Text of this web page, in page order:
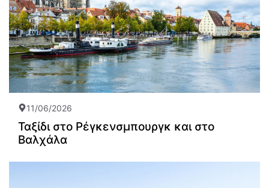
11/06/2026
Ταξίδι στο Ρέγκενσμπουργκ και στο
Βαλχάλα